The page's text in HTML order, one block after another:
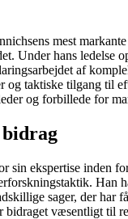
mest
Under hans ledelse
af
og taktiske tilgang til
og forbillede for
bidrag
sin ekspertise inden
Han
sager, der har
bidraget væsentligt til